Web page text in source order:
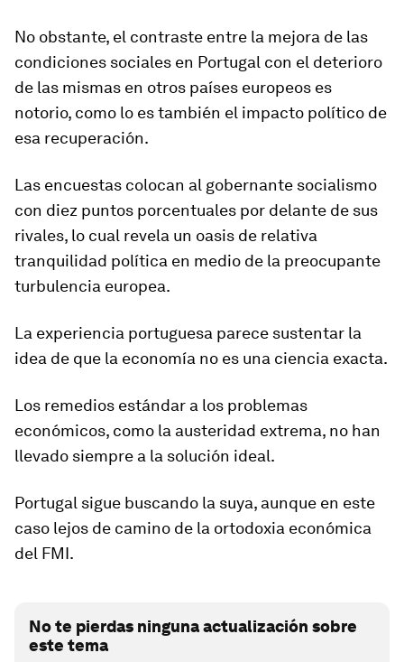
No obstante, el contraste entre la mejora de las
condiciones sociales en Portugal con el deterioro
de las mismas en otros países europeos es
notorio, como lo es también el impacto político de
esa recuperación.
Las encuestas colocan al gobernante socialismo
con diez puntos porcentuales por delante de sus
rivales, lo cual revela un oasis de relativa
tranquilidad política en medio de la preocupante
turbulencia europea.
La experiencia portuguesa parece sustentar la
idea de que la economía no es una ciencia exacta.
Los remedios estándar a los problemas
económicos, como la austeridad extrema, no han
llevado siempre a la solución ideal.
Portugal sigue buscando la suya, aunque en este
caso lejos de camino de la ortodoxia económica
del FMI.
No te pierdas ninguna actualización sobre
este tema